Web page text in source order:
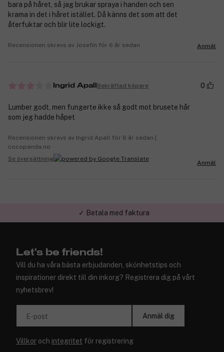
bara på håret, så jag brukar spraya i handen och sen
krama in det i håret istället. Då känns det som att det
återfuktar och blir lite lockigt.
Recensionen skrevs av Josefin för 6 år sedan Anmäl
Ingrid Apall Bekräftad köpare 0
Lumber godt, men fungerte ikke så godt mot brusete hår
som jeg hadde håpet
Recensionen skrevs av Ingrid Apall för 6 år sedan |
cocopanda.no
Se översättning
Anmäl
✓ Trygg E-handel
Let's be friends!
Vill du ha våra bästa erbjudanden, skönhetstips och
inspirationer direkt till din inkorg? Registrera dig på vårt
nyhetsbrev!
E-post Anmäl dig
Villkor och integritet för registrering